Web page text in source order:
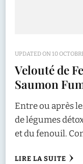
UPDATED ON10
Velouté de
Saumon
Entre ou après
de légumes
et du fenouil.
LIRE LA SUITE